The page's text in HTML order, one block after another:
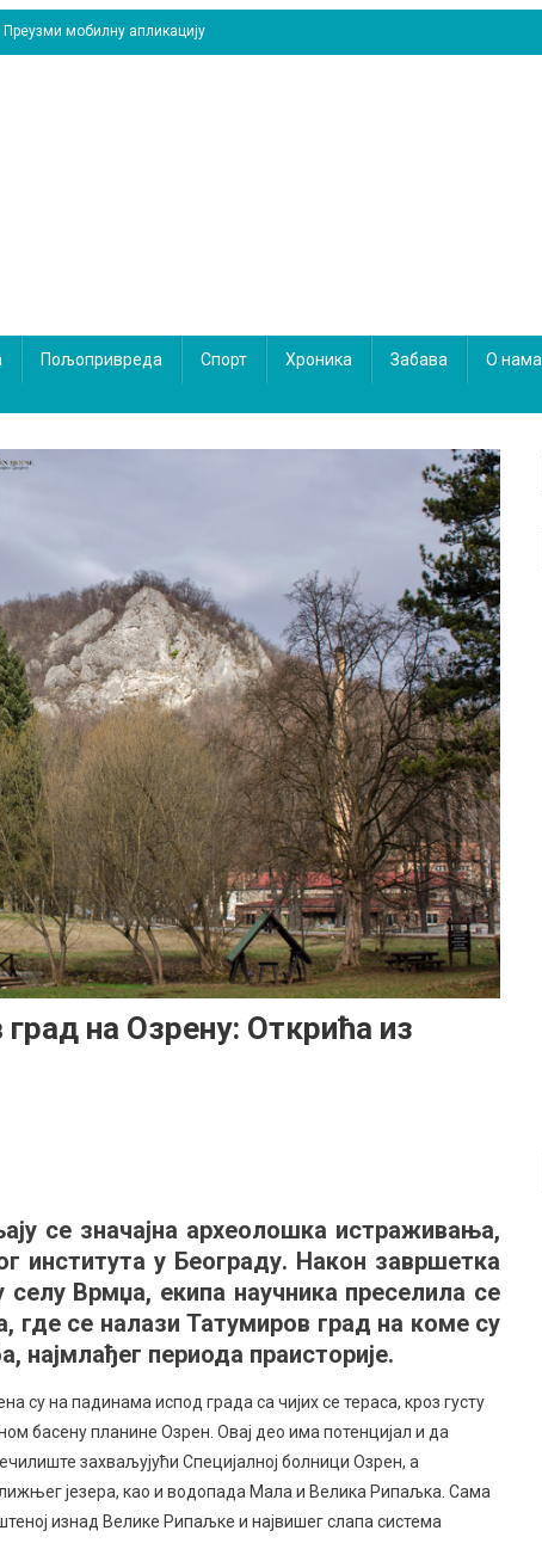
Преузми мобилну апликацију
Пољопривреда Спорт Хроника Забава О нама
на Озрену: Открића из
се значајна археолошка истраживања,
института у Београду. Након завршетка
Врмџа, екипа научника преселила се
где се налази Татумиров град на коме су
најмлађег периода праисторије.
на падинама испод града са чијих се тераса, кроз густу
басену планине Озрен. Овај део има потенцијал и да
захваљујући Специјалној болници Озрен, а
језера, као и водопада Мала и Велика Рипаљка. Сама
изнад Велике Рипаљке и највишег слапа система